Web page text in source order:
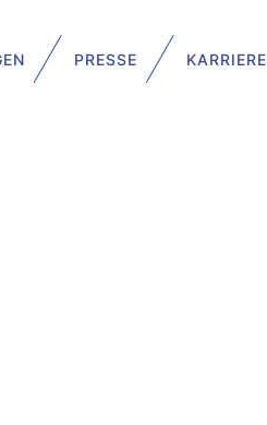
PRESSE KARRIERE